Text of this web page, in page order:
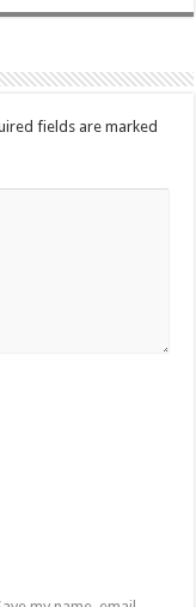
fields are marked